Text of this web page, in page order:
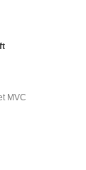
MVC